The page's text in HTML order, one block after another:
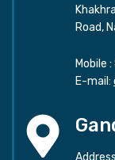
Road,
Mobile :
E-mail: